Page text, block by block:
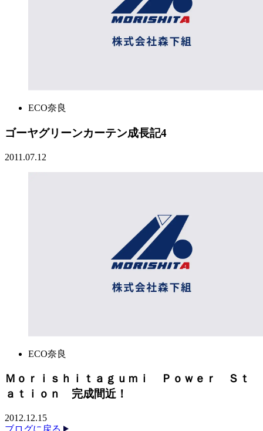
ECO奈良
ゴーヤグリーンカーテン成長記4
2011.07.12
ECO奈良
Ｍｏｒｉｓｈｉｔａｇｕｍｉ Ｐｏｗｅｒ Ｓｔ
ａｔｉｏｎ 完成間近！
2012.12.15